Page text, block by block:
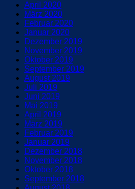
April 2020
März 2020
Februar 2020
Januar 2020
Dezember 2019
November 2019
Oktober 2019
September 2019
August 2019
Juli 2019
Juni 2019
Mai 2019
April 2019
März 2019
Februar 2019
Januar 2019
Dezember 2018
November 2018
Oktober 2018
September 2018